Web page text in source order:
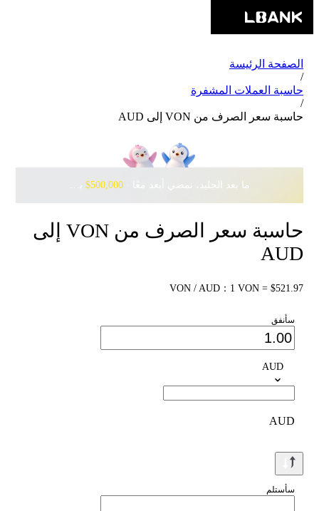
الصفحة الرئيسة
/
حاسبة العملات المشفرة
/
حاسبة سعر الصرف من VON إلى AUD
ما بعد الجليد، نمضي أبعد معًا · ‎ $500,000بانتظارك مع Pudgy Penguins
حاسبة سعر الصرف من VON إلى
AUD
VON / AUD：1 VON = $521.97
سأنفق
AUD
AUD
سأستلم